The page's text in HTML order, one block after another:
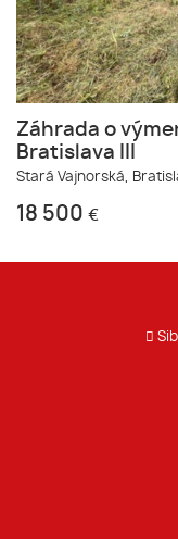
Záhrada o
Bratislava III
Stará Vajnorská,
18 500 €